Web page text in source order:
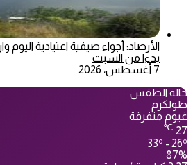
الأرصاد: أجواء صيفية اعتيادية اليوم
بدءا من السبت
7 أغسطس، 2026
حالة الطقس
طولكرم
غيوم متفرقة
27
℃
33º - 26º
87%